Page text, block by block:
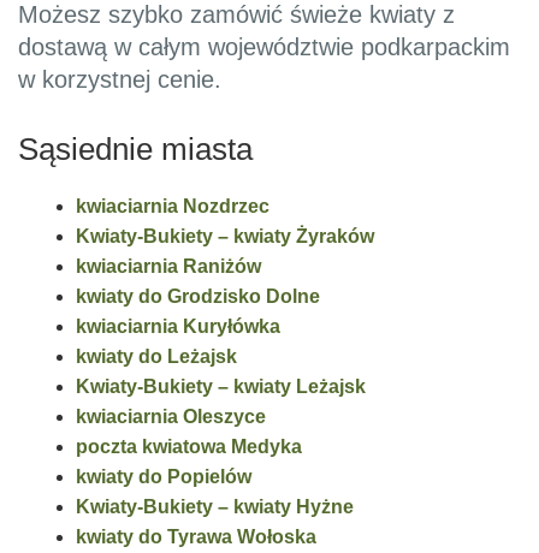
Możesz szybko zamówić świeże kwiaty z
dostawą w całym województwie podkarpackim
w korzystnej cenie.
Sąsiednie miasta
kwiaciarnia Nozdrzec
Kwiaty-Bukiety – kwiaty Żyraków
kwiaciarnia Raniżów
kwiaty do Grodzisko Dolne
kwiaciarnia Kuryłówka
kwiaty do Leżajsk
Kwiaty-Bukiety – kwiaty Leżajsk
kwiaciarnia Oleszyce
poczta kwiatowa Medyka
kwiaty do Popielów
Kwiaty-Bukiety – kwiaty Hyżne
kwiaty do Tyrawa Wołoska